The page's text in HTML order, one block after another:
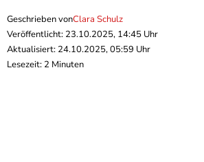
Geschrieben vonClara Schulz
Veröffentlicht: 23.10.2025, 14:45 Uhr
Aktualisiert: 24.10.2025, 05:59 Uhr
Lesezeit: 2 Minuten